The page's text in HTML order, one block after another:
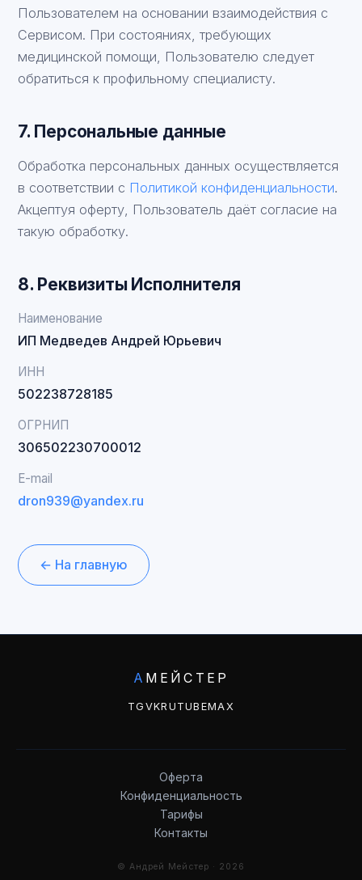
Пользователем на основании взаимодействия с
Сервисом. При состояниях, требующих
медицинской помощи, Пользователю следует
обратиться к профильному специалисту.
7. Персональные данные
Обработка персональных данных осуществляется
в соответствии с Политикой конфиденциальности.
Акцептуя оферту, Пользователь даёт согласие на
такую обработку.
8. Реквизиты Исполнителя
Наименование
ИП Медведев Андрей Юрьевич
ИНН
502238728185
ОГРНИП
306502230700012
E-mail
dron939@yandex.ru
← На главную
А МЕЙСТЕР
TG VKRUTUBEMAX
Оферта
Конфиденциальность
Тарифы
Контакты
© Андрей Мейстер · 2026